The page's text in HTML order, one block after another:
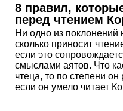
8 правил,
перед чтением
Ни одно из поклонений
сколько приносит
если это
смыслами аятов. Что
чтеца, то по степени
если он умело читает